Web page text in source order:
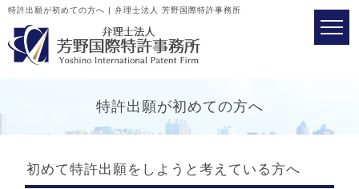
特許出願が初めての方へ | 弁理士法人 芳野国際特許事務所
特許出願が初めての方へ
初めて特許出願をしようと考えている方へ